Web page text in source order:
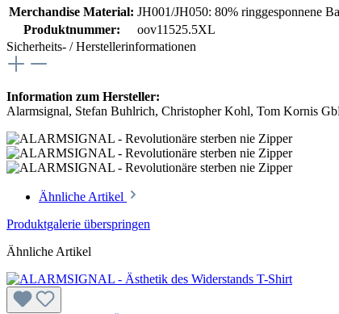
Merchandise Material: JH001/JH050: 80% ringgesponnene
Produktnummer:
oov11525.5XL
Sicherheits- / Herstellerinformationen
Information zum Hersteller:
Alarmsignal, Stefan Buhlrich, Christopher Kohl, Tom Kornis
Ähnliche Artikel
Produktgalerie überspringen
Ähnliche Artikel